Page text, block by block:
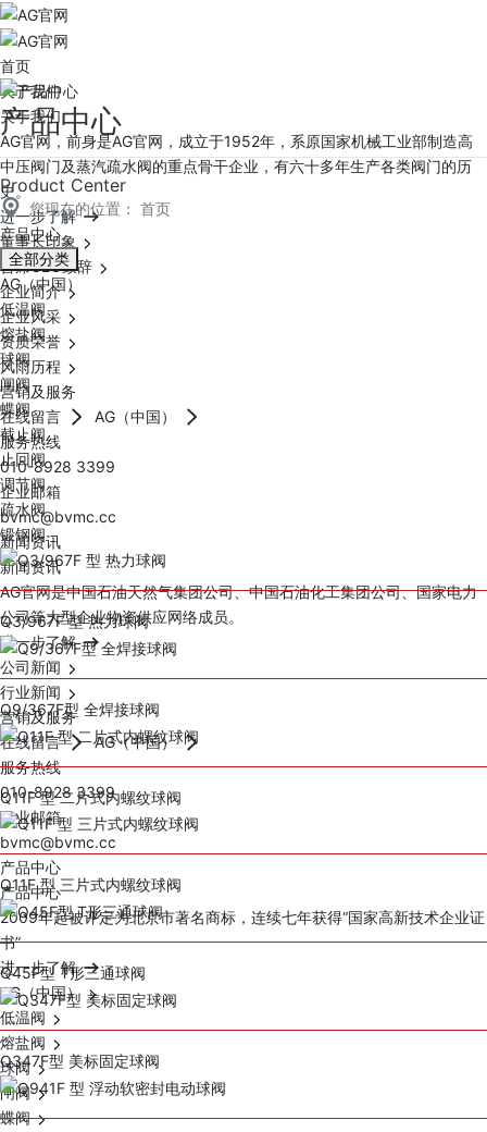
首页
关于我们
关于我们
AG官网，前身是AG官网，成立于1952年，系原国家机械工业部制造高
中压阀门及蒸汽疏水阀的重点骨干企业，有六十多年生产各类阀门的历
史。
进一步了解
董事长印象
首席CEO致辞
企业简介
企业风采
资质荣誉
风雨历程
营销及服务
在线留言
AG（中国）
服务热线
010-8928 3399
企业邮箱
bvmc@bvmc.cc
新闻资讯
新闻资讯
AG官网是中国石油天然气集团公司、中国石油化工集团公司、国家电力
公司等大型企业物资供应网络成员。
进一步了解
公司新闻
行业新闻
营销及服务
在线留言
AG（中国）
服务热线
010-8928 3399
企业邮箱
bvmc@bvmc.cc
产品中心
产品中心
2009年起被评定为北京市著名商标，连续七年获得“国家高新技术企业证
书”
进一步了解
AG（中国）
低温阀
熔盐阀
球阀
闸阀
蝶阀
产品中心
Product Center
您现在的位置： 首页
产品中心
全部分类
AG（中国）
低温阀
熔盐阀
球阀
闸阀
蝶阀
截止阀
止回阀
调节阀
疏水阀
锻钢阀
Q3/967F 型 热力球阀
Q9/367F型 全焊接球阀
Q11F 型 二片式内螺纹球阀
Q11F 型 三片式内螺纹球阀
Q45F型 T形三通球阀
Q347F型 美标固定球阀